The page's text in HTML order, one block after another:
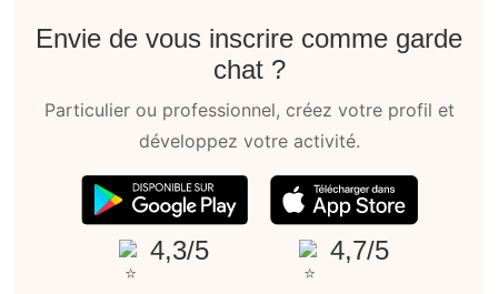
Envie de vous inscrire comme garde
chat ?
Particulier ou professionnel, créez votre profil et
développez votre activité.
4,3/5 4,7/5